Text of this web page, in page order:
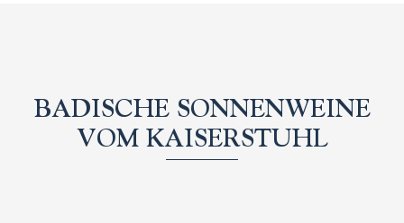
BADISCHE SONNENWEINE
VOM KAISERSTUHL